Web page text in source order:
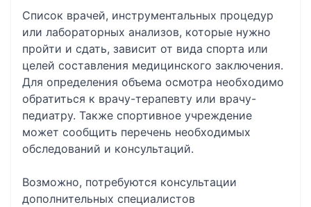
Список врачей, инструментальных процедур
или лабораторных анализов, которые нужно
пройти и сдать, зависит от вида спорта или
целей составления медицинского заключения.
Для определения объема осмотра необходимо
обратиться к врачу-терапевту или врачу-
педиатру. Также спортивное учреждение
может сообщить перечень необходимых
обследований и консультаций.
Возможно, потребуются консультации
дополнительных специалистов